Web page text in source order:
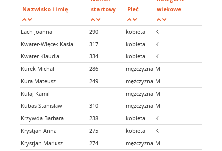
Nazwisko i imię
startowy
Płeć
wiekowe
Lach Joanna 290 kobieta
K
Kwater-Więcek Kasia
317 kobieta
K
Kwater Klaudia
334 kobieta
K
Kurek Michał
286 mężczyzna M
Kura Mateusz
249 mężczyzna M
Kułaj Kamil
mężczyzna M
Kubas Stanisław
310 mężczyzna M
Krzywda Barbara
238 kobieta K
Krystjan Anna
275 kobieta K
Krystjan Mariusz
274 mężczyzna M